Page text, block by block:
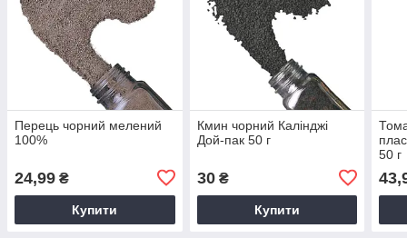
Перець чорний мелений
100%
24,99 ₴
Купити
Кмин чорний Калінджі
Дой-пак 50 г
30₴
Купити
50 г